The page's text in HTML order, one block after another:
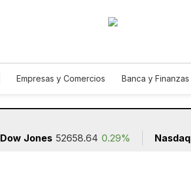
Empresas y Comercios Banca y Finanzas
Dow Jones 52658.64 0.29% Nasdaq